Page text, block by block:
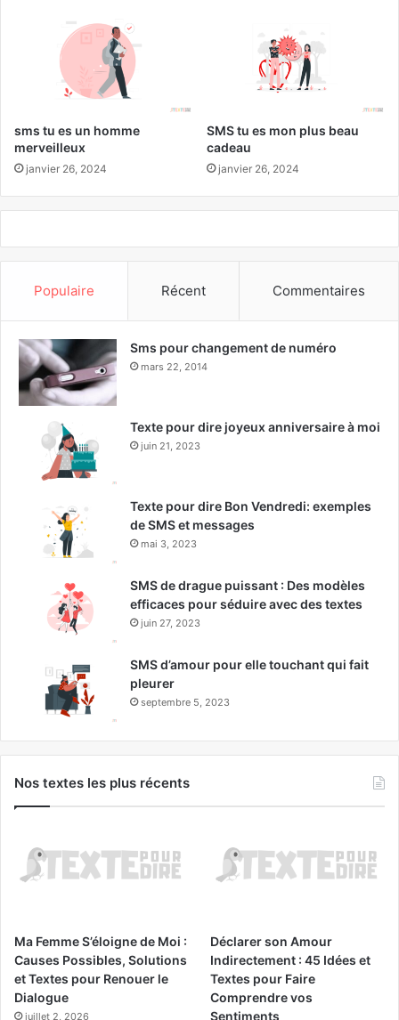
sms tu es un homme
merveilleux
janvier 26, 2024
SMS tu es mon plus beau
cadeau
janvier 26, 2024
Populaire Récent Commentaires
Sms pour changement de numéro
mars 22, 2014
Texte pour dire joyeux anniversaire à moi
juin 21, 2023
Texte pour dire Bon Vendredi: exemples
de SMS et messages
mai 3, 2023
SMS de drague puissant : Des modèles
efficaces pour séduire avec des textes
juin 27, 2023
SMS d’amour pour elle touchant qui fait
pleurer
septembre 5, 2023
Nos textes les plus récents
Ma Femme S’éloigne de Moi :
Causes Possibles, Solutions
et Textes pour Renouer le
Dialogue
juillet 2, 2026
Déclarer son Amour
Indirectement : 45 Idées et
Textes pour Faire
Comprendre vos
Sentiments